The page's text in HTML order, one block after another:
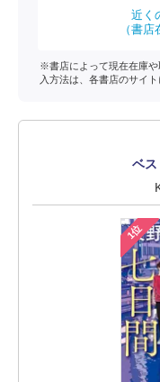
近く
（書
※書店によって現在在庫
入方法は、各書店のサイ
ベス
1位